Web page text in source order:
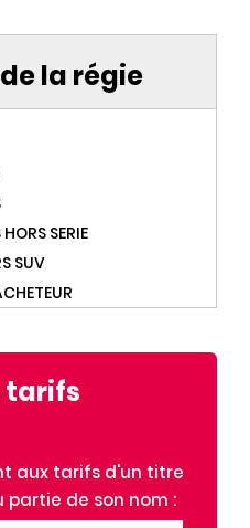
la régie
SERIE
SUV
tarifs
aux tarifs d'un titre
partie de son nom :